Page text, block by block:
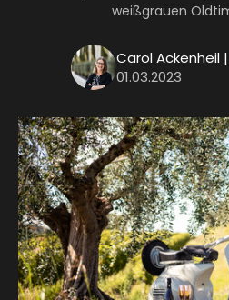
weißgrauen
Carol Ackenheil
01.03.2023